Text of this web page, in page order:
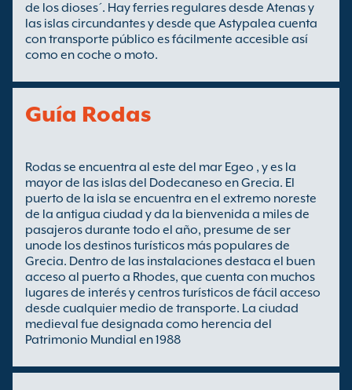
de los dioses´. Hay ferries regulares desde Atenas y
las islas circundantes y desde que Astypalea cuenta
con transporte público es fácilmente accesible así
como en coche o moto.
Guía Rodas
Rodas se encuentra al este del mar Egeo , y es la
mayor de las islas del Dodecaneso en Grecia. El
puerto de la isla se encuentra en el extremo noreste
de la antigua ciudad y da la bienvenida a miles de
pasajeros durante todo el año, presume de ser
unode los destinos turísticos más populares de
Grecia. Dentro de las instalaciones destaca el buen
acceso al puerto a Rhodes, que cuenta con muchos
lugares de interés y centros turísticos de fácil acceso
desde cualquier medio de transporte. La ciudad
medieval fue designada como herencia del
Patrimonio Mundial en 1988